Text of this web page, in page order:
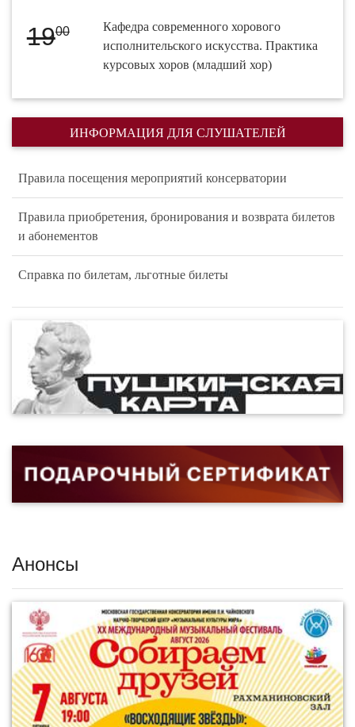
1900
Кафедра современного хорового
исполнительского искусства. Практика
курсовых хоров (младший хор)
ИНФОРМАЦИЯ ДЛЯ СЛУШАТЕЛЕЙ
Правила посещения мероприятий консерватории
Правила приобретения, бронирования и возврата билетов
и абонементов
Справка по билетам, льготные билеты
Анонсы